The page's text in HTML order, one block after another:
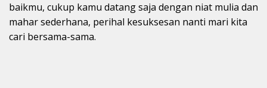
baikmu, cukup kamu datang saja dengan niat mulia dan
mahar sederhana, perihal kesuksesan nanti mari kita
cari bersama-sama.